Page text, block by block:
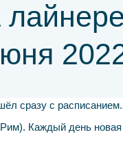
сразу с расписанием.
Каждый день новая